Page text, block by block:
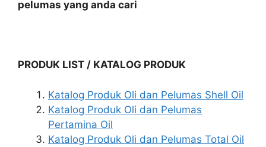
pelumas yang anda cari
PRODUK LIST / KATALOG PRODUK
Katalog Produk Oli dan Pelumas Shell Oil
Katalog Produk Oli dan Pelumas
Pertamina Oil
Katalog Produk Oli dan Pelumas Total Oil